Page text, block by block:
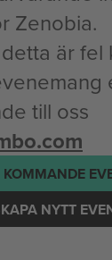
Zenobia.
är
till oss
KOMMANDE
NYTT